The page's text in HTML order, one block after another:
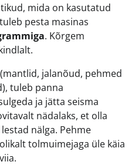
mida on kasutatud
pesta masinas
. Kõrgem
jalanõud, pehmed
tuleb panna
ja jätta seisma
nädalaks, et olla
nälga. Pehme
tolmuimejaga üle käia